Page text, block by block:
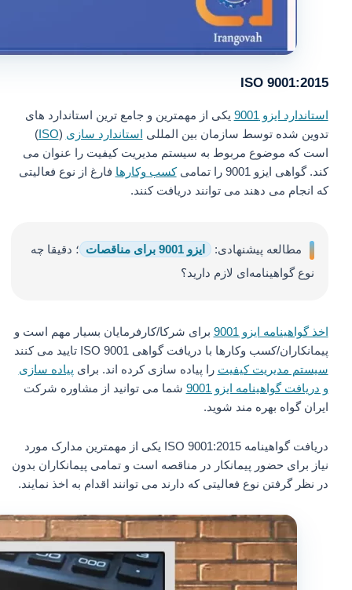
ISO 9001:2015
استاندارد ایزو 9001
یکی از مهمترین و جامع ترین استاندارد های
تدوین شده توسط سازمان بین المللی استاندارد سازی(
ISO
)
است که موضوع مربوط به سیستم مدیریت کیفیت را عنوان می
کند. گواهی ایزو 9001 را تمامی
کسب وکارهافارغ از نوع فعالیتی
که انجام می دهند می توانند دریافت کنند.
مطالعه پیشنهادی: ایزو 9001 برای مناقصات
؛ دقیقا چه
نوع گواهینامه‌ای لازم دارید؟
اخذ گواهینامه ایزو 9001
برای شرکا/کارفرمایان بسیار مهم است و
پیمانکاران/کسب وکارها با دریافت گواهی ISO 9001 تایید می کنند
سیستم مدیریت کیفیترا پیاده سازی کرده اند. برایپیاده سازی
و دریافت گواهینامه ایزو 9001
شما می توانید از مشاوره شرکت
ایران گواه بهره مند شوید.
دریافت گواهینامه ISO 9001:2015 یکی از مهمترین مدارک مورد
نیاز برای حضور پیمانکار در مناقصه است و تمامی پیمانکاران بدون
در نظر گرفتن نوع فعالیتی که دارند می توانند اقدام به اخذ نمایند.